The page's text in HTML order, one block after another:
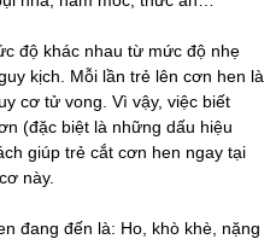
độ khác nhau từ mức độ nhẹ
kịch. Mỗi lần trẻ lên cơn hen là
cơ tử vong. Vì vậy, việc biết
(đặc biệt là những dấu hiệu
giúp trẻ cắt cơn hen ngay tại
này.
đang đến là: Ho, khò khè, nặng